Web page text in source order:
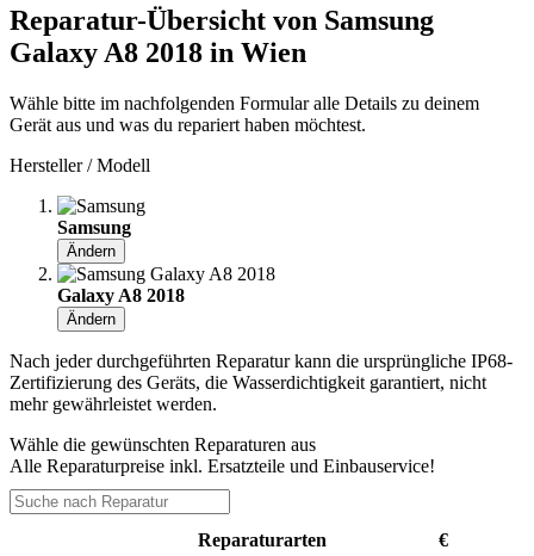
Reparatur-Übersicht von Samsung
Galaxy A8 2018 in Wien
Wähle bitte im nachfolgenden Formular alle Details zu deinem
Gerät aus und was du repariert haben möchtest.
Hersteller / Modell
Samsung
Ändern
Galaxy A8 2018
Ändern
Nach jeder durchgeführten Reparatur kann die ursprüngliche IP68-
Zertifizierung des Geräts, die Wasserdichtigkeit garantiert, nicht
mehr gewährleistet werden.
Wähle die gewünschten Reparaturen aus
Alle Reparaturpreise inkl. Ersatzteile und Einbauservice!
Reparaturarten €